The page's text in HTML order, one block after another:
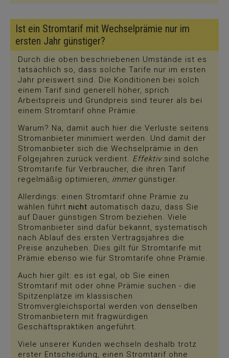
Ist ein Stromtarif mit Wechselprämie nur im
ersten Jahr günstiger?
Durch die oben beschriebenen Umstände ist es
tatsächlich so, dass solche Tarife nur im ersten
Jahr preiswert sind. Die Konditionen bei solch
einem Tarif sind generell höher, sprich
Arbeitspreis und Grundpreis sind teurer als bei
einem Stromtarif ohne Prämie.
Warum? Na, damit auch hier die Verluste seitens
Stromanbieter minimiert werden. Und damit der
Stromanbieter sich die Wechselprämie in den
Folgejahren zurück verdient. Effektivsind solche
Stromtarife für Verbraucher, die ihren Tarif
regelmäßig optimieren, immer günstiger.
Allerdings: einen Stromtarif ohne Prämie zu
wählen führt nicht automatisch dazu, dass Sie
auf Dauer günstigen Strom beziehen. Viele
Stromanbieter sind dafür bekannt, systematisch
nach Ablauf des ersten Vertragsjahres die
Preise anzuheben. Dies gilt für Stromtarife mit
Prämie ebenso wie für Stromtarife ohne Prämie.
Auch hier gilt: es ist egal, ob Sie einen
Stromtarif mit oder ohne Prämie suchen - die
Spitzenplätze im klassischen
Stromvergleichsportal werden von denselben
Stromanbietern mit fragwürdigen
Geschäftspraktiken angeführt.
Viele unserer Kunden wechseln deshalb trotz
erster Entscheidung, einen Stromtarif ohne